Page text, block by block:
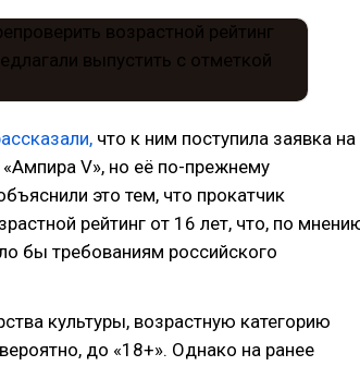
что к ним поступила заявка на
V», но её по-прежнему
это тем, что прокатчик
рейтинг от 16 лет, что, по
бы требованиям российского
культуры, возрастную категорию
до «18+». Однако на ранее